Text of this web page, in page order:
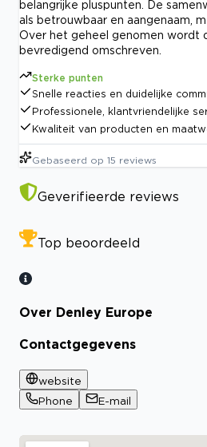
belangrijke pluspunten. De
als betrouwbaar en aangenaam,
Over het geheel genomen wordt
bevredigend omschreven.
Sterke punten
Snelle reacties en duidelijke
Professionele, klantvriendelijke
Kwaliteit van producten en
Gebaseerd op 15 reviews
Geverifieerde reviews
Top beoordeeld
Over Denley Europe
Contactgegevens
website
Phone
E-mail